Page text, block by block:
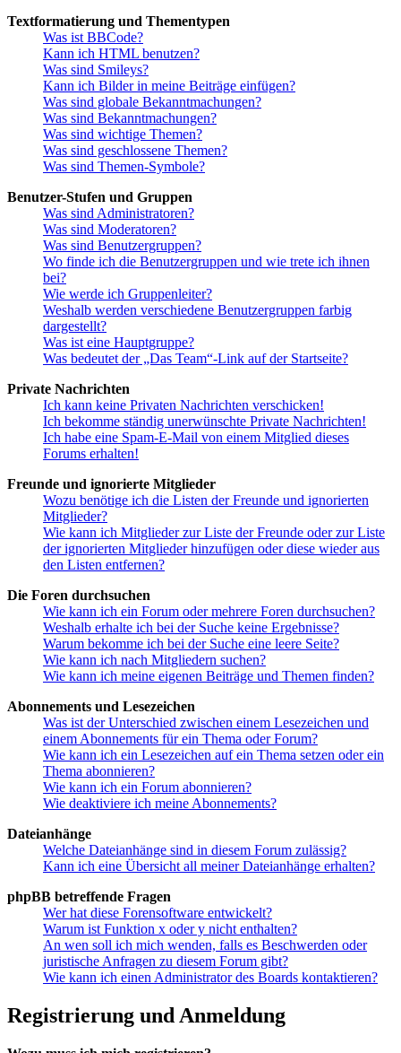
Textformatierung und Thementypen
Was ist BBCode?
Kann ich HTML benutzen?
Was sind Smileys?
Kann ich Bilder in meine Beiträge einfügen?
Was sind globale Bekanntmachungen?
Was sind Bekanntmachungen?
Was sind wichtige Themen?
Was sind geschlossene Themen?
Was sind Themen-Symbole?
Benutzer-Stufen und Gruppen
Was sind Administratoren?
Was sind Moderatoren?
Was sind Benutzergruppen?
Wo finde ich die Benutzergruppen und wie trete ich ihnen
bei?
Wie werde ich Gruppenleiter?
Weshalb werden verschiedene Benutzergruppen farbig
dargestellt?
Was ist eine Hauptgruppe?
Was bedeutet der „Das Team“-Link auf der Startseite?
Private Nachrichten
Ich kann keine Privaten Nachrichten verschicken!
Ich bekomme ständig unerwünschte Private Nachrichten!
Ich habe eine Spam-E-Mail von einem Mitglied dieses
Forums erhalten!
Freunde und ignorierte Mitglieder
Wozu benötige ich die Listen der Freunde und ignorierten
Mitglieder?
Wie kann ich Mitglieder zur Liste der Freunde oder zur Liste
der ignorierten Mitglieder hinzufügen oder diese wieder aus
den Listen entfernen?
Die Foren durchsuchen
Wie kann ich ein Forum oder mehrere Foren durchsuchen?
Weshalb erhalte ich bei der Suche keine Ergebnisse?
Warum bekomme ich bei der Suche eine leere Seite?
Wie kann ich nach Mitgliedern suchen?
Wie kann ich meine eigenen Beiträge und Themen finden?
Abonnements und Lesezeichen
Was ist der Unterschied zwischen einem Lesezeichen und
einem Abonnements für ein Thema oder Forum?
Wie kann ich ein Lesezeichen auf ein Thema setzen oder ein
Thema abonnieren?
Wie kann ich ein Forum abonnieren?
Wie deaktiviere ich meine Abonnements?
Dateianhänge
Welche Dateianhänge sind in diesem Forum zulässig?
Kann ich eine Übersicht all meiner Dateianhänge erhalten?
phpBB betreffende Fragen
Wer hat diese Forensoftware entwickelt?
Warum ist Funktion x oder y nicht enthalten?
An wen soll ich mich wenden, falls es Beschwerden oder
juristische Anfragen zu diesem Forum gibt?
Wie kann ich einen Administrator des Boards kontaktieren?
Registrierung und Anmeldung